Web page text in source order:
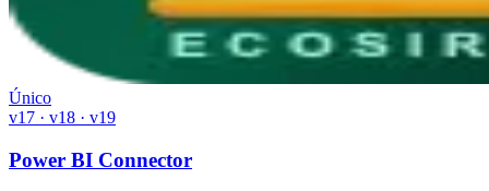
Único
v17 · v18 · v19
Power BI Connector